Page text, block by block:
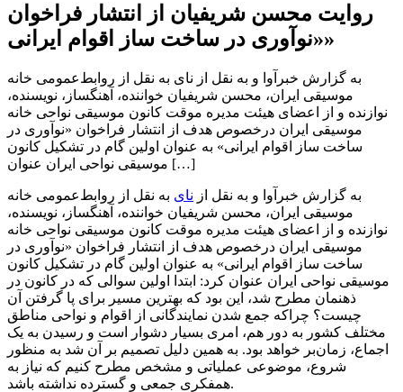
روایت محسن شریفیان از انتشار فراخوان
«نوآوری در ساخت ساز اقوام ایرانی»
به گزارش خبرآوا و به نقل از نای به نقل از روابط‌عمومی خانه
موسیقی ایران، محسن شریفیان خواننده، آهنگساز، نویسنده،
نوازنده و از اعضای هیئت مدیره موقت کانون موسیقی نواحی خانه
موسیقی ایران درخصوص هدف از انتشار فراخوان «نوآوری در
ساخت ساز اقوام ایرانی» به عنوان اولین گام در تشکیل کانون
موسیقی نواحی ایران عنوان […]
به گزارش خبرآوا و به نقل از نای به نقل از روابط‌عمومی خانه
موسیقی ایران، محسن شریفیان خواننده، آهنگساز، نویسنده،
نوازنده و از اعضای هیئت مدیره موقت کانون موسیقی نواحی خانه
موسیقی ایران درخصوص هدف از انتشار فراخوان «نوآوری در
ساخت ساز اقوام ایرانی» به عنوان اولین گام در تشکیل کانون
موسیقی نواحی ایران عنوان کرد: ابتدا اولین سوالی که در کانون در
ذهنمان مطرح شد، این بود که بهترین مسیر برای پا گرفتن آن
چیست؟ چراکه جمع شدن نمایندگانی از اقوام و نواحی مناطق
مختلف کشور به دور هم، امری بسیار دشوار است و رسیدن به یک
اجماع، زمان‌بر خواهد بود. به همین دلیل تصمیم بر آن شد به منظور
شروع، موضوعی عملیاتی و مشخص مطرح کنیم که نیاز به
همفکری جمعی و گسترده نداشته باشد.